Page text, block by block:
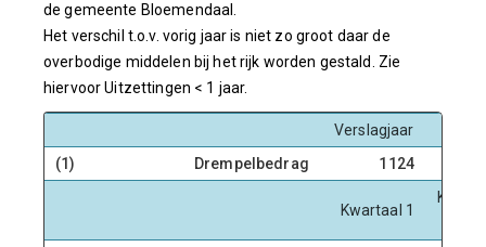
de gemeente Bloemendaal.
Het verschil t.o.v. vorig jaar is niet zo groot daar de
overbodige middelen bij het rijk worden gestald. Zie
hiervoor Uitzettingen < 1 jaar.
Verslagjaar
(1)
Drempelbedrag 1124
Kwartaal 1